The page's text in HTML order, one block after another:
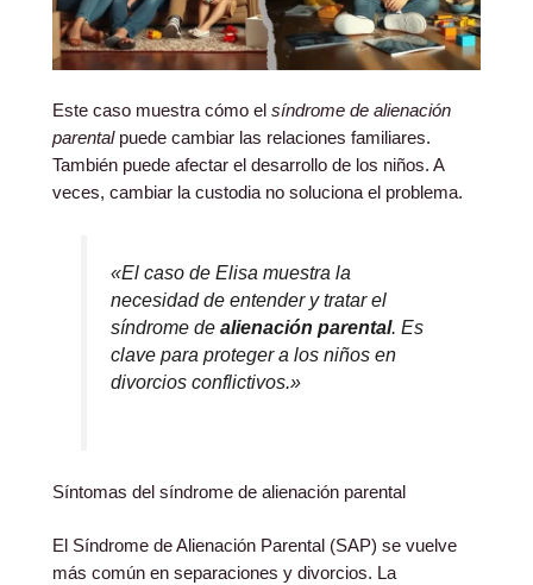
Este caso muestra cómo el síndrome de alienación
parentalpuede cambiar las relaciones familiares.
También puede afectar el desarrollo de los niños. A
veces, cambiar la custodia no soluciona el problema.
«El caso de Elisa muestra la
necesidad de entender y tratar el
síndrome dealienación parental. Es
clave para proteger a los niños en
divorcios conflictivos.»
Síntomas del síndrome de alienación parental
El Síndrome de Alienación Parental (SAP) se vuelve
más común en separaciones y divorcios. La